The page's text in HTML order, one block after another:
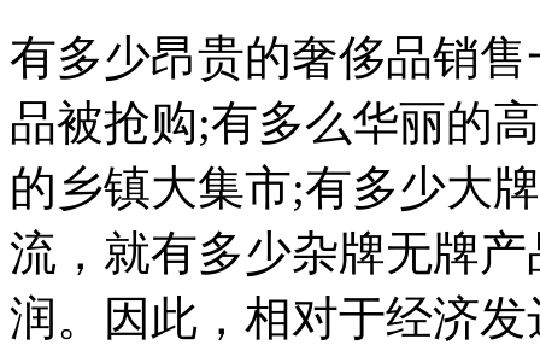
有多少昂贵的奢侈品销
品被抢购;有多么华丽的
的乡镇大集市;有多少大
流，就有多少杂牌无牌
润。因此，相对于经济